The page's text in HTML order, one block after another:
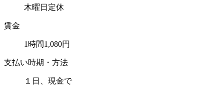
木曜日定休
賃金
1時間1,080円
支払い時期・方法
１日、現金で